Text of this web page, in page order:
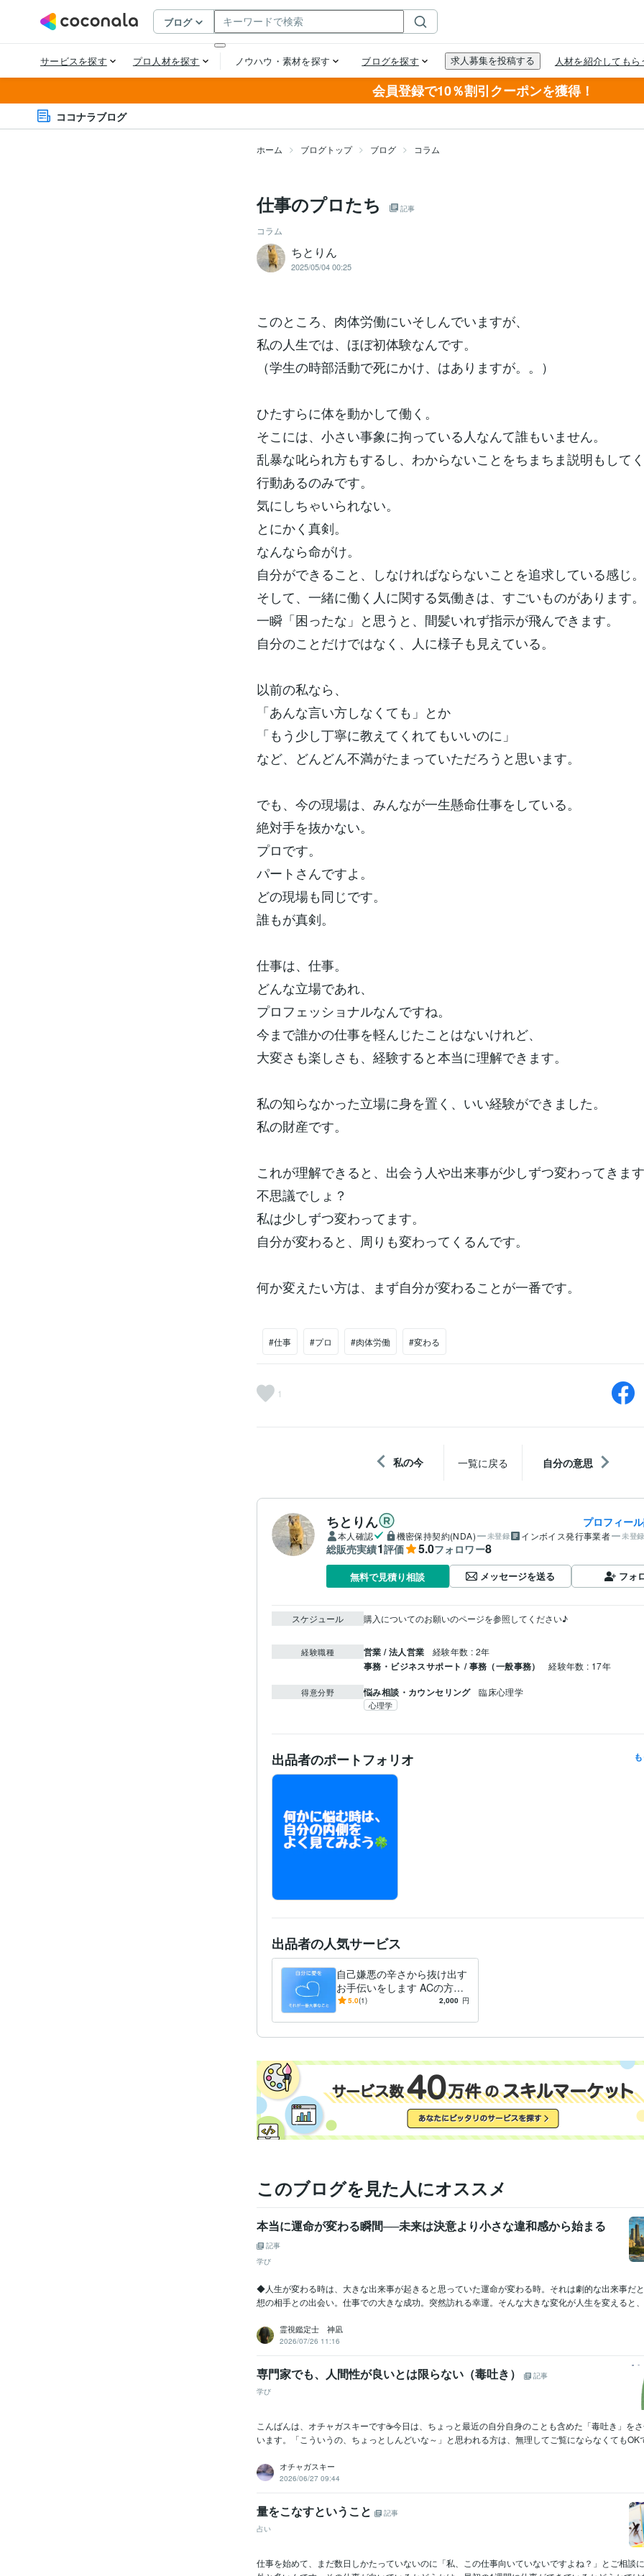
会員登録で10％割引クーポンを獲得！
ココナラブログ
ホーム ブログトップ ブログ コラム
仕事のプロたち 記事
コラム
ちとりん
2025/05/04 00:25
このところ、肉体労働にいそしんでいますが、
私の人生では、ほぼ初体験なんです。
（学生の時部活動で死にかけ、はありますが。。）
ひたすらに体を動かして働く。
そこには、小さい事象に拘っている人なんて誰もいません。
乱暴な叱られ方もするし、わからないことをちまちま説明もして
行動あるのみです。
気にしちゃいられない。
とにかく真剣。
なんなら命がけ。
自分ができること、しなければならないことを追求している感じ。
そして、一緒に働く人に関する気働きは、すごいものがあります。
一瞬「困ったな」と思うと、間髪いれず指示が飛んできます。
自分のことだけではなく、人に様子も見えている。
以前の私なら、
「あんな言い方しなくても」とか
「もう少し丁寧に教えてくれてもいいのに」
など、どんどん不満がたまっていただろうと思います。
でも、今の現場は、みんなが一生懸命仕事をしている。
絶対手を抜かない。
プロです。
パートさんですよ。
どの現場も同じです。
誰もが真剣。
仕事は、仕事。
どんな立場であれ、
プロフェッショナルなんですね。
今まで誰かの仕事を軽んじたことはないけれど、
大変さも楽しさも、経験すると本当に理解できます。
私の知らなかった立場に身を置く、いい経験ができました。
私の財産です。
これが理解できると、出会う人や出来事が少しずつ変わってきま
不思議でしょ？
私は少しずつ変わってます。
自分が変わると、周りも変わってくるんです。
何か変えたい方は、まず自分が変わることが一番です。
#仕事 #プロ #肉体労働 #変わる
1
私の今 一覧に戻る 自分の意思
ちとりん プロフィー
本人確認 機密保持契約(NDA) 未登録 インボイス発行事業者 未登録
総販売実績1評価 5.0フォロワー8
無料で見積り相談 メッセージを送る フォ
スケジュール 購入についてのお願いのページを参照してください♪
経験職種 営業 / 法人営業 経験年数 : 2年
事務・ビジネスサポート / 事務（一般事務） 経験年数 : 17年
得意分野 悩み相談・カウンセリング 臨床心理学
心理学
出品者のポートフォリオ
出品者の人気サービス
自己嫌悪の辛さから抜け出す
お手伝いをします ACの方も
明るく生きることを、一緒に
5.0(1) 2,000 円
このブログを見た人にオススメ
本当に運命が変わる瞬間──未来は決意より小さな違和感から始まる
記事
学び
◆人生が変わる時は、大きな出来事が起きると思っていた運命が変わる時。それは劇的な出来事だ
想の相手との出会い。仕事での大きな成功。突然訪れる幸運。そんな大きな変化が人生を変えると
霊視鑑定士 神凪
2026/07/26 11:16
専門家でも、人間性が良いとは限らない（毒吐き）
記事
学び
こんばんは、オチャガスキーです☕今日は、ちょっと最近の自分自身のことも含めた「毒吐き」を
います。「こういうの、ちょっとしんどいな～」と思われる方は、無理してご覧にならなくてもOK
オチャガスキー
2026/06/27 09:44
量をこなすということ
記事
占い
仕事を始めて、まだ数日しかたっていないのに「私、この仕事向いていないですよね？」とご相談